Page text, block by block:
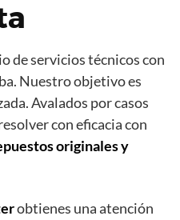
de servicios técnicos con
Nuestro objetivo es
Avalados por casos
con eficacia con
originales y
obtienes una atención